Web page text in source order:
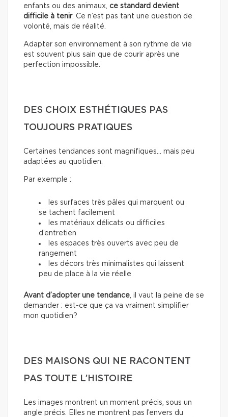
enfants ou des animaux, ce standard devient
difficile à tenir. Ce n’est pas tant une question de
volonté, mais de réalité.
Adapter son environnement à son rythme de vie
est souvent plus sain que de courir après une
perfection impossible.
DES CHOIX ESTHÉTIQUES PAS
TOUJOURS PRATIQUES
Certaines tendances sont magnifiques… mais peu
adaptées au quotidien.
Par exemple :
les surfaces très pâles qui marquent ou
se tachent facilement
les matériaux délicats ou difficiles
d’entretien
les espaces très ouverts avec peu de
rangement
les décors très minimalistes qui laissent
peu de place à la vie réelle
Avant d’adopter une tendance , il vaut la peine de se
demander : est-ce que ça va vraiment simplifier
mon quotidien?
DES MAISONS QUI NE RACONTENT
PAS TOUTE L’HISTOIRE
Les images montrent un moment précis, sous un
angle précis. Elles ne montrent pas l’envers du